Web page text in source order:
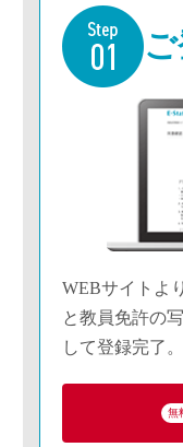
WEBサイトよ
と教員免許の
して登録完了。
無